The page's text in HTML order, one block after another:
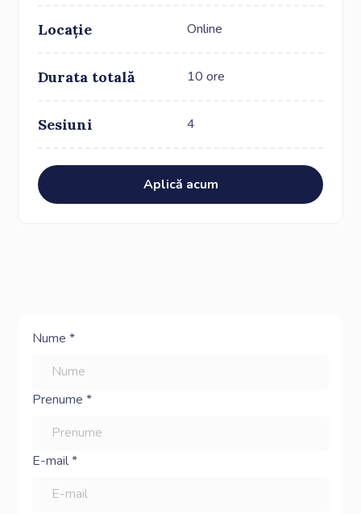
Locație Online
Durata totală 10 ore
Sesiuni 4
Aplică acum
Nume *
Prenume *
E-mail *